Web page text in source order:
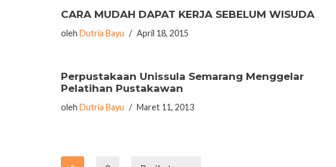
CARA MUDAH DAPAT KERJA SEBELUM WISUDA
oleh Dutria Bayu April 18, 2015
Perpustakaan Unissula Semarang Menggelar
Pelatihan Pustakawan
oleh Dutria Bayu Maret 11, 2013